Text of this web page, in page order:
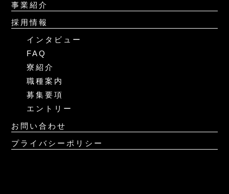
事業紹介
採用情報
インタビュー
FAQ
寮紹介
職種案内
募集要項
エントリー
お問い合わせ
プライバシーポリシー